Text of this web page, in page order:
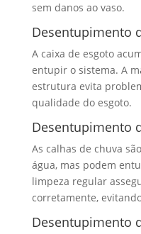
sem danos ao vaso.
Desentupimento
A caixa de esgoto
entupir o sistema. A
estrutura evita
qualidade do esgoto.
Desentupimento
As calhas de chuva
água, mas podem
limpeza regular
corretamente,
Desentupimento